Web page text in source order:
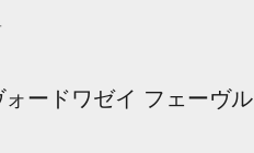
ードワゼイ フェーヴル